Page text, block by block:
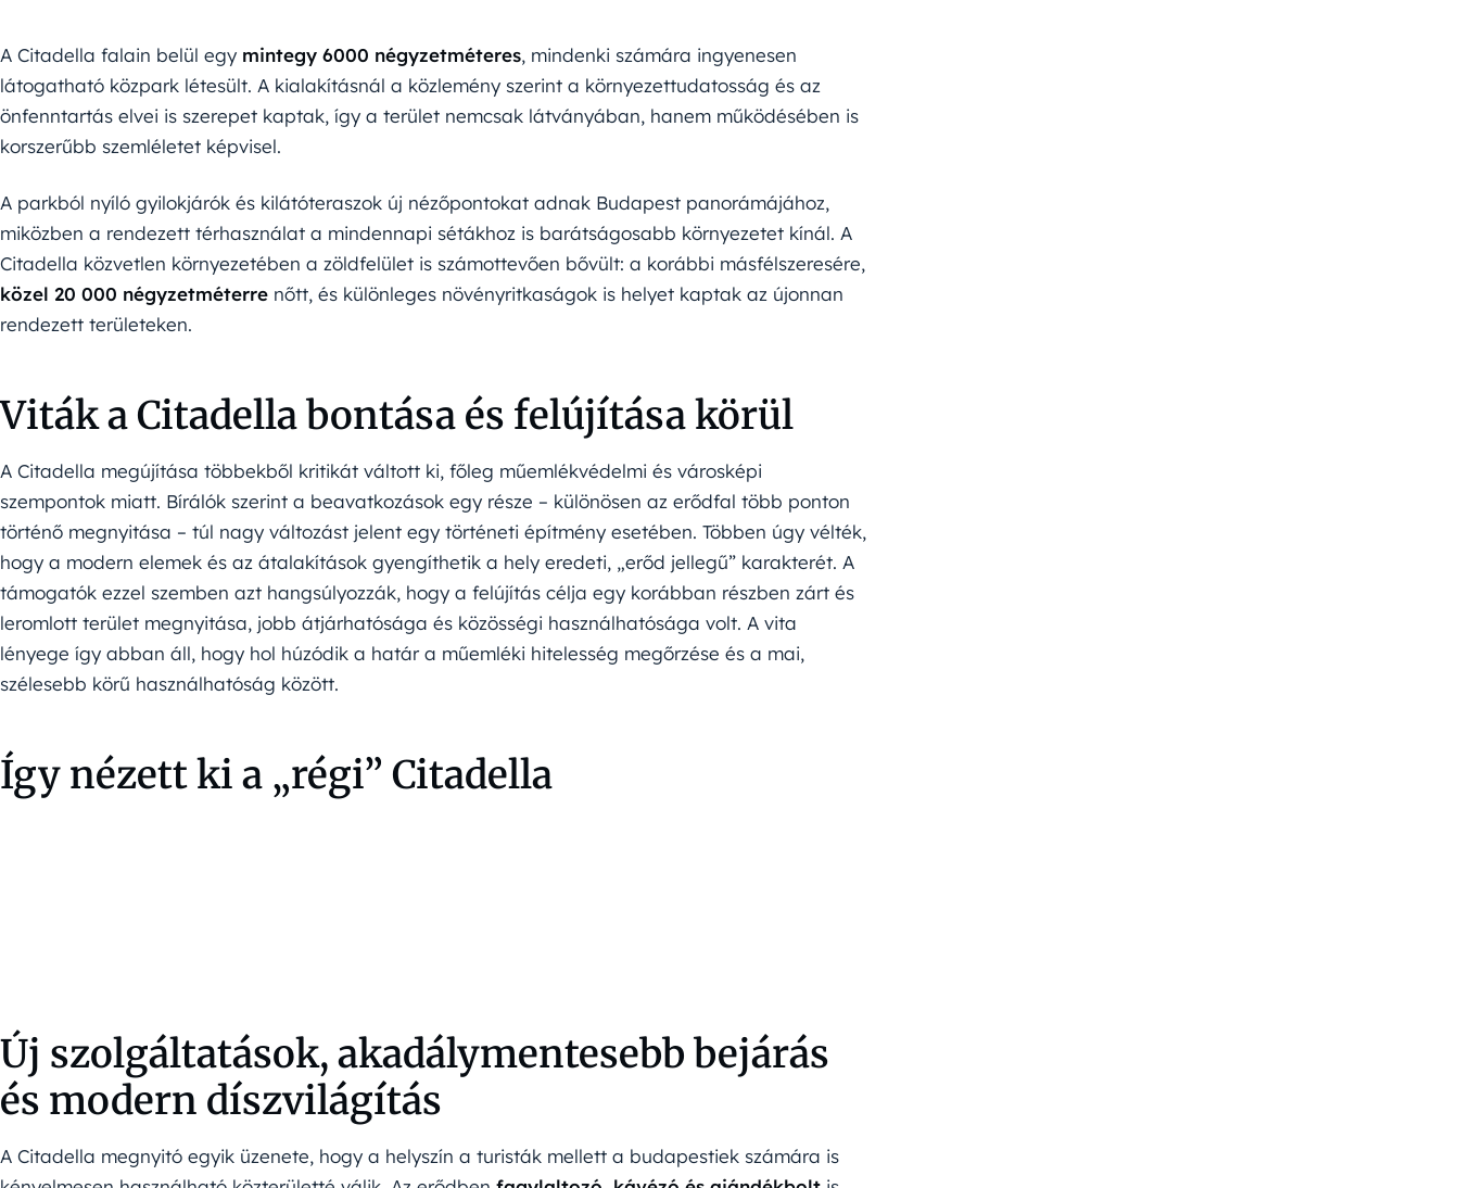
A Citadella falain belül egy mintegy 6000 négyzetméteres, mindenki számára ingyenesen
látogatható közpark létesült. A kialakításnál a közlemény szerint a környezettudatosság és az
önfenntartás elvei is szerepet kaptak, így a terület nemcsak látványában, hanem működésében is
korszerűbb szemléletet képvisel.
A parkból nyíló gyilokjárók és kilátóteraszok új nézőpontokat adnak Budapest panorámájához,
miközben a rendezett térhasználat a mindennapi sétákhoz is barátságosabb környezetet kínál. A
Citadella közvetlen környezetében a zöldfelület is számottevően bővült: a korábbi másfélszeresére,
közel 20 000 négyzetméterre nőtt, és különleges növényritkaságok is helyet kaptak az újonnan
rendezett területeken.
Viták a Citadella bontása és felújítása körül
A Citadella megújítása többekből kritikát váltott ki, főleg műemlékvédelmi és városképi
szempontok miatt. Bírálók szerint a beavatkozások egy része – különösen az erődfal több ponton
történő megnyitása – túl nagy változást jelent egy történeti építmény esetében. Többen úgy vélték,
hogy a modern elemek és az átalakítások gyengíthetik a hely eredeti, „erőd jellegű” karakterét. A
támogatók ezzel szemben azt hangsúlyozzák, hogy a felújítás célja egy korábban részben zárt és
leromlott terület megnyitása, jobb átjárhatósága és közösségi használhatósága volt. A vita
lényege így abban áll, hogy hol húzódik a határ a műemléki hitelesség megőrzése és a mai,
szélesebb körű használhatóság között.
Így nézett ki a „régi” Citadella
Új szolgáltatások, akadálymentesebb bejárás
és modern díszvilágítás
A Citadella megnyitó egyik üzenete, hogy a helyszín a turisták mellett a budapestiek számára is